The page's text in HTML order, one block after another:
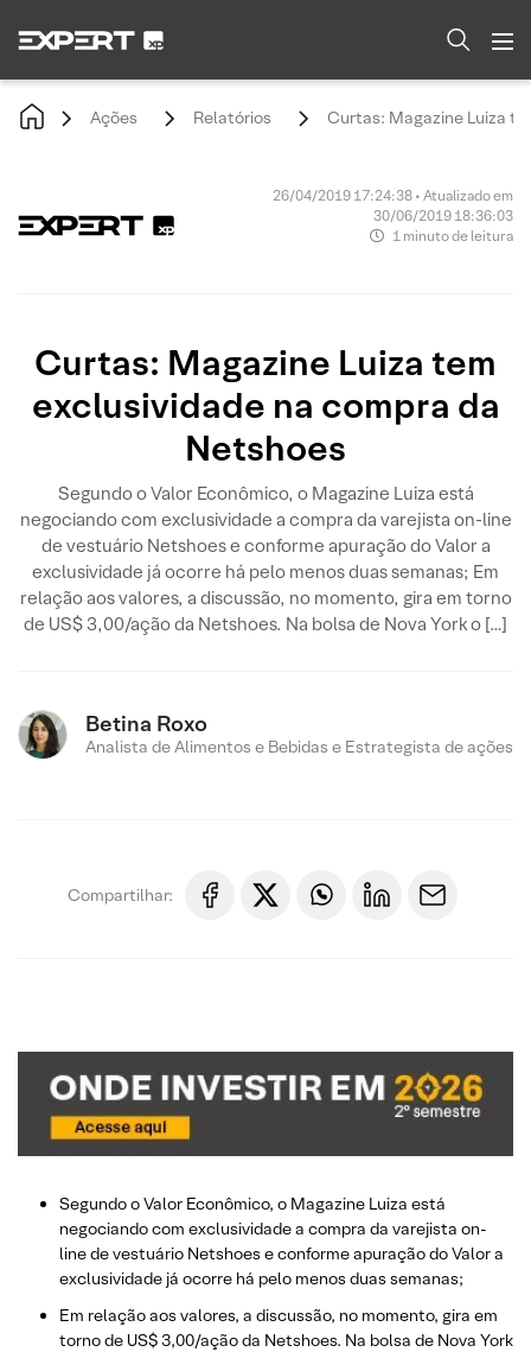
Ações Relatórios Curtas: Magazine Luiza
26/04/2019 17:24:38 • Atualizado em
30/06/2019 18:36:03
1 minuto de leitura
Curtas: Magazine Luiza tem
exclusividade na compra da
Netshoes
Segundo o Valor Econômico, o Magazine Luiza está
negociando com exclusividade a compra da varejista on-line
de vestuário Netshoes e conforme apuração do Valor a
exclusividade já ocorre há pelo menos duas semanas; Em
relação aos valores, a discussão, no momento, gira em torno
de US$ 3,00/ação da Netshoes. Na bolsa de Nova York o […]
Betina Roxo
Analista de Alimentos e Bebidas e Estrategista de ações
Compartilhar:
Segundo o Valor Econômico, o Magazine Luiza está
negociando com exclusividade a compra da varejista on-
line de vestuário Netshoes e conforme apuração do Valor a
exclusividade já ocorre há pelo menos duas semanas;
Em relação aos valores, a discussão, no momento, gira em
torno de US$ 3,00/ação da Netshoes. Na bolsa de Nova York